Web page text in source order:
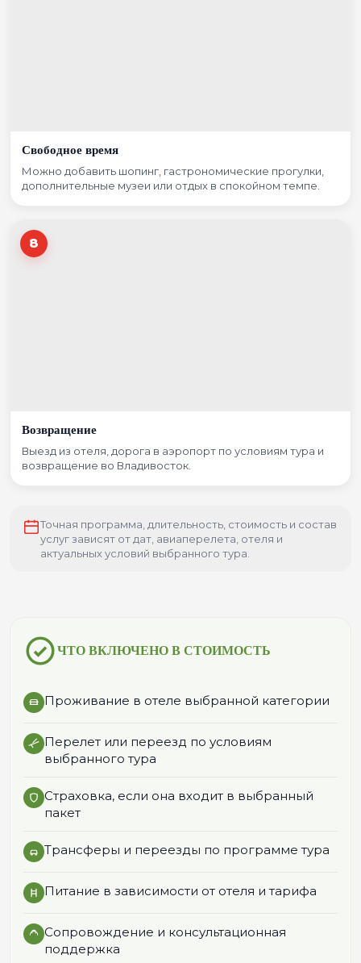
Свободное время
Можно добавить шопинг, гастрономические прогулки,
дополнительные музеи или отдых в спокойном темпе.
8
Возвращение
Выезд из отеля, дорога в аэропорт по условиям тура и
возвращение во Владивосток.
Точная программа, длительность, стоимость и состав
услуг зависят от дат, авиаперелета, отеля и
актуальных условий выбранного тура.
ЧТО ВКЛЮЧЕНО В СТОИМОСТЬ
Проживание в отеле выбранной категории
Перелет или переезд по условиям
выбранного тура
Страховка, если она входит в выбранный
пакет
Трансферы и переезды по программе тура
Питание в зависимости от отеля и тарифа
Сопровождение и консультационная
поддержка